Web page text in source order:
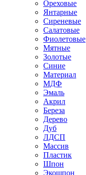
Ореховые
Янтарные
Сиреневые
Салатовые
Фиолетовые
Мятные
Золотые
Синие
Материал
МДФ
Эмаль
Акрил
Береза
Дерево
Дуб
ЛДСП
Массив
Пластик
Шпон
Экошпон